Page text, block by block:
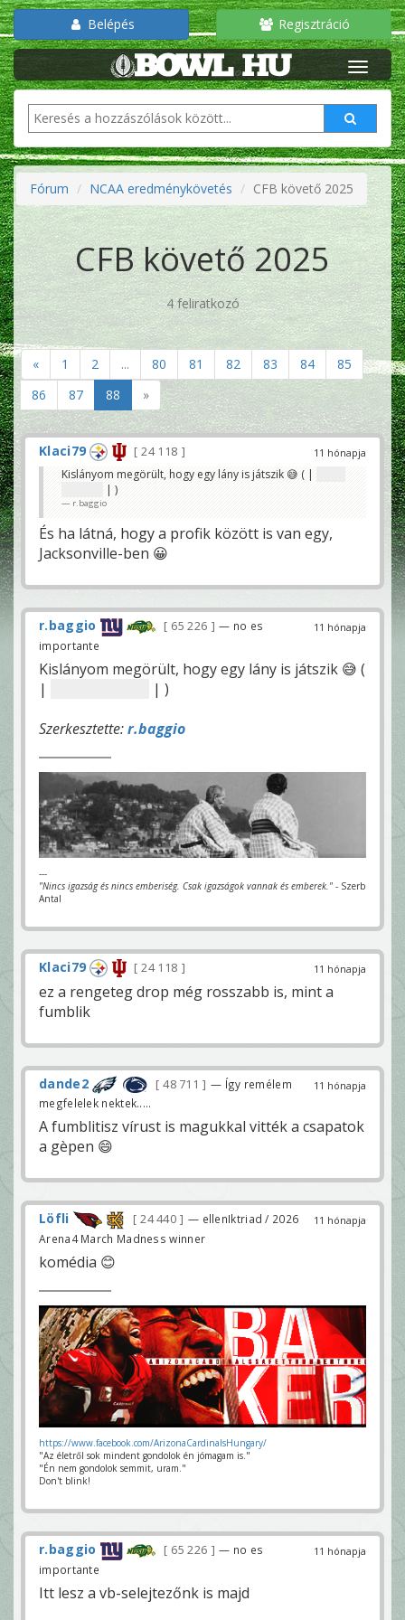
Belépés Regisztráció
Fórum NCAA eredménykövetés CFB követő 2025
CFB követő 2025
4 feliratkozó
« 1 2 ... 80 81 82 83 84
85
86
87 88 »
11 hónapja
Klaci79
24 118
Kislányom megörült, hogy egy lány is játszik 😅 ( |
| )
r.baggio
És ha látná, hogy a profik között is van egy,
Jacksonville-ben 😀
11 hónapja
r.baggio 65 226
— no es
importante
Kislányom megörült, hogy egy lány is játszik 😅 (
|
| )
Szerkesztette:r.baggio
---
"Nincs igazság és nincs emberiség. Csak igazságok vannak és emberek." - Szerb
Antal
11 hónapja
Klaci79 24 118
ez a rengeteg drop még rosszabb is, mint a
fumblik
11 hónapja
dande2 48 711
— Így remélem
megfelelek nektek.....
A fumblitisz vírust is magukkal vitték a csapatok
a gèpen 😄
11 hónapja
Löfli 24 440
— ellenIktriad / 2026
Arena4 March Madness winner
komédia 😊
https://www.facebook.com/ArizonaCardinalsHungary/
"Az életről sok mindent gondolok én jómagam is."
"Én nem gondolok semmit, uram."
Don't blink!
11 hónapja
r.baggio 65 226
— no es
importante
Itt lesz a vb-selejtezőnk is majd